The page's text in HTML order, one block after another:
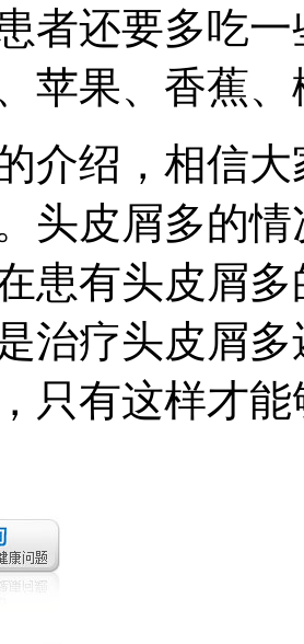
者还要多吃
苹果、香蕉
介绍，相信
头皮屑多的
患有头皮屑
治疗头皮屑
只有这样才